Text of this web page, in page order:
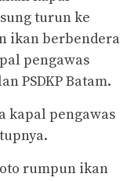
turun ke
ikan berbendera
pengawas
PSDKP Batam.
kapal pengawas
rumpun ikan